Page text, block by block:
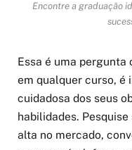
Encontre a graduação
Essa é uma
em qualquer curso, é
cuidadosa dos seus
habilidades.
alta no mercado,